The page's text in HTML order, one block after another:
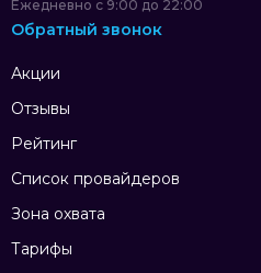
Акции
Отзывы
Рейтинг
Список провайдеров
Зона охвата
Тарифы
Ежедневно с 9:00 до 22:00
Обратный звонок